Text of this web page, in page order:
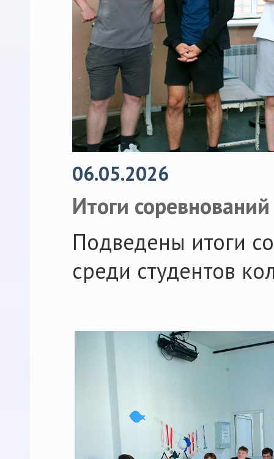
06.05.2026
Итоги соревнований
Подведены итоги
среди студентов